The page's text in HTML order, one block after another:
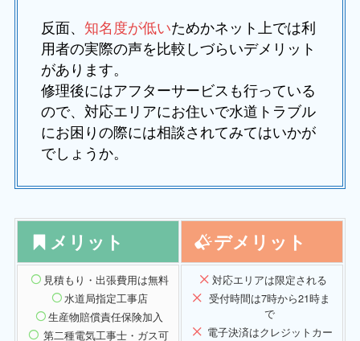
反面、 知名度が低いためかネット上では利
用者の実際の声を比較しづらいデメリット
があります。
修理後にはアフターサービスも行っている
ので、対応エリアにお住いで水道トラブル
にお困りの際には相談されてみてはいかが
でしょうか。
メリット デメリット
見積もり・出張費用は無料
水道局指定工事店
生産物賠償責任保険加入
第二種電気工事士・ガス可
対応エリアは限定される
受付時間は7時から21時ま
で
電子決済はクレジットカー